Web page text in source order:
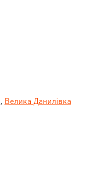
, Велика Данилівка